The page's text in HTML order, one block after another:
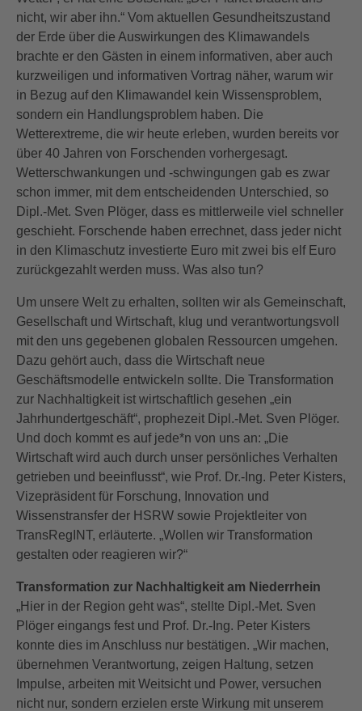
nicht, wir aber ihn.“ Vom aktuellen Gesundheitszustand
der Erde über die Auswirkungen des Klimawandels
brachte er den Gästen in einem informativen, aber auch
kurzweiligen und informativen Vortrag näher, warum wir
in Bezug auf den Klimawandel kein Wissensproblem,
sondern ein Handlungsproblem haben. Die
Wetterextreme, die wir heute erleben, wurden bereits vor
über 40 Jahren von Forschenden vorhergesagt.
Wetterschwankungen und -schwingungen gab es zwar
schon immer, mit dem entscheidenden Unterschied, so
Dipl.-Met. Sven Plöger, dass es mittlerweile viel schneller
geschieht. Forschende haben errechnet, dass jeder nicht
in den Klimaschutz investierte Euro mit zwei bis elf Euro
zurückgezahlt werden muss. Was also tun?
Um unsere Welt zu erhalten, sollten wir als Gemeinschaft,
Gesellschaft und Wirtschaft, klug und verantwortungsvoll
mit den uns gegebenen globalen Ressourcen umgehen.
Dazu gehört auch, dass die Wirtschaft neue
Geschäftsmodelle entwickeln sollte. Die Transformation
zur Nachhaltigkeit ist wirtschaftlich gesehen „ein
Jahrhundertgeschäft“, prophezeit Dipl.-Met. Sven Plöger.
Und doch kommt es auf jede*n von uns an: „Die
Wirtschaft wird auch durch unser persönliches Verhalten
getrieben und beeinflusst“, wie Prof. Dr.-Ing. Peter Kisters,
Vizepräsident für Forschung, Innovation und
Wissenstransfer der HSRW sowie Projektleiter von
TransRegINT, erläuterte. „Wollen wir Transformation
gestalten oder reagieren wir?“
Transformation zur Nachhaltigkeit am Niederrhein
„Hier in der Region geht was“, stellte Dipl.-Met. Sven
Plöger eingangs fest und Prof. Dr.-Ing. Peter Kisters
konnte dies im Anschluss nur bestätigen. „Wir machen,
übernehmen Verantwortung, zeigen Haltung, setzen
Impulse, arbeiten mit Weitsicht und Power, versuchen
nicht nur, sondern erzielen erste Wirkung mit unserem